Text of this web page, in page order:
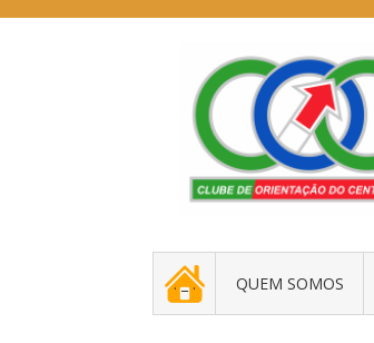
. _ . QUEM SOMOS